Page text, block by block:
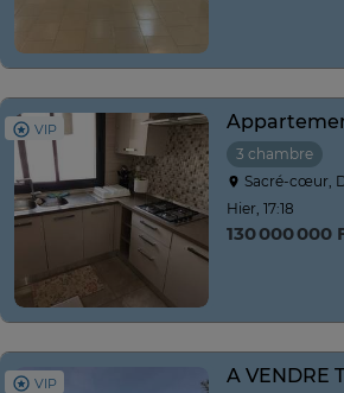
VIP
3 chambre
Sacré-cœur,
Hier, 17:18
130 000 000
VIP